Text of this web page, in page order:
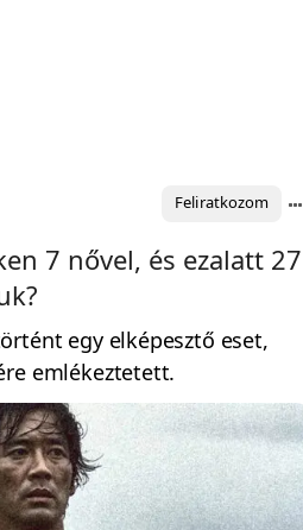
Feliratkozom
7 nővel, és ezalatt 27
egy elképesztő eset,
emlékeztetett.